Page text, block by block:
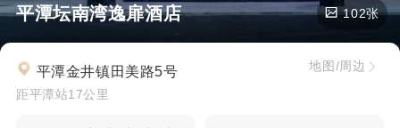
平潭坛南湾逸扉酒店 102张
平潭金井镇田美路5号
距平潭站17公里
地图/周边